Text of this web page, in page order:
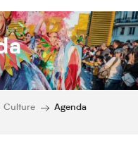
Culture Agenda